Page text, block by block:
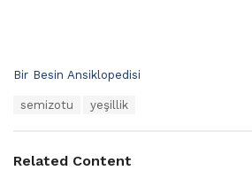
C
o
r
Bir Besin Ansiklopedisi
:
semizotu yeşillik
Related Content